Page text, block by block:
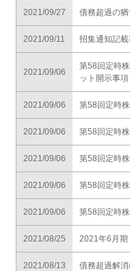
2021/09/27 債務超過の
2021/09/11 招集通知記
2021/09/06
第58回定時
ット開示事項
2021/09/06 第58回定時
2021/09/06 第58回定時
2021/09/06 第58回定時
2021/09/06 第58回定時
2021/09/06 第58回定時
2021/08/25 2021年6月
2021/08/13 債務超過解